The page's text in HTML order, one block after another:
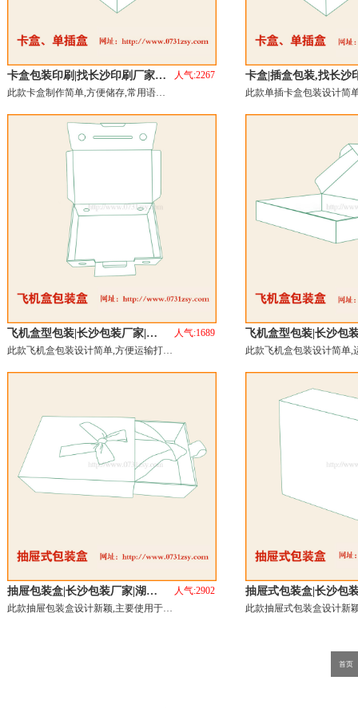
卡盒包装印刷|找长沙印刷厂家…
人气:2267
此款卡盒制作简单,方便储存,常用语…
卡盒|插盒包装,找长沙
此款单插卡盒包装设计简
飞机盒型包装|长沙包装厂家|…
人气:1689
此款飞机盒包装设计简单,方便运输打…
飞机盒型包装|长沙包
此款飞机盒包装设计简单
抽屉包装盒|长沙包装厂家|湖…
人气:2902
此款抽屉包装盒设计新颖,主要使用于…
抽屉式包装盒|长沙包
此款抽屉式包装盒设计新
首页